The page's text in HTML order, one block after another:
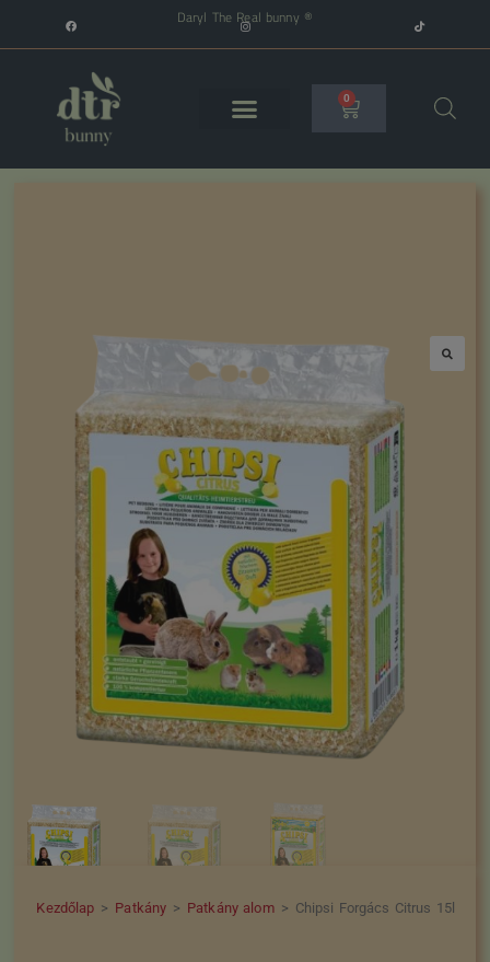
Daryl The Real bunny ®
0
Kezdőlap > Patkány > Patkány alom > Chipsi Forgács Citrus 15l